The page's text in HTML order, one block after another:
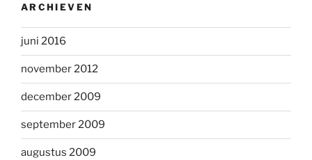
ARCHIEVEN
juni 2016
november 2012
december 2009
september 2009
augustus 2009